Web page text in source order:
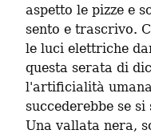
aspetto le pizze e
sento e trascrivo.
le luci elettriche
questa serata di
l'artificialità
succederebbe se
Una vallata nera,